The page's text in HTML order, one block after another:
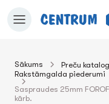
uz grozu
Sākums Preču
Rakstāmgalda piederumi
Saspraudes 25mm
kārb.